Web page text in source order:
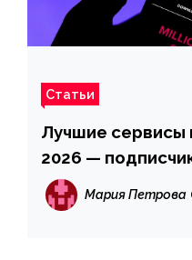
Статьи
Лучшие сервисы
2026 —
Мария Петрова